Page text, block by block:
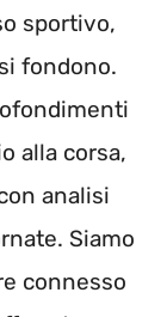
sportivo,
fondono.
alla corsa,
analisi
Siamo
connesso